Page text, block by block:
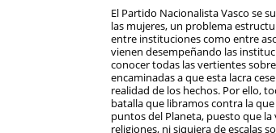
El Partido Nacionalista Vasco se
las mujeres, un problema
entre instituciones como entre
vienen desempeñando las
conocer todas las vertientes
encaminadas a que esta lacra
realidad de los hechos. Por ello,
batalla que libramos contra la
puntos del Planeta, puesto que
religiones, ni siquiera de escalas